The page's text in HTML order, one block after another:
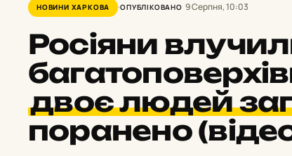
НОВИНИ ХАРКОВА ОПУБЛІКОВАНО 9 Серпня, 10:03
Росіяни
двоє людей
поранено